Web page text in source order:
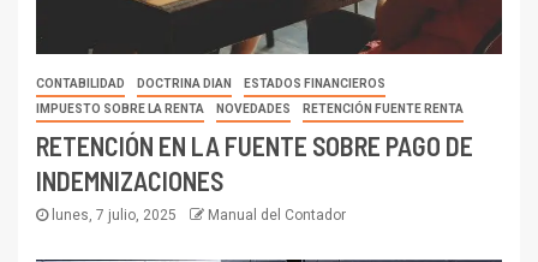
CONTABILIDAD DOCTRINA DIAN
ESTADOS FINANCIEROS
IMPUESTO SOBRE LA RENTA
NOVEDADES RETENCIÓN FUENTE RENTA
RETENCIÓN EN LA FUENTE SOBRE PAGO DE
INDEMNIZACIONES
lunes, 7 julio, 2025 Manual del Contador